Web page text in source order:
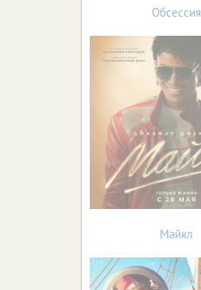
Обсессия
Майкл